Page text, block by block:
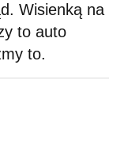
Wisienką na
to auto
to.